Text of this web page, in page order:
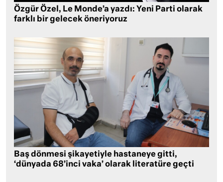
Özgür Özel, Le Monde’a yazdı: Yeni Parti olarak
farklı bir gelecek öneriyoruz
Baş dönmesi şikayetiyle hastaneye gitti,
‘dünyada 68’inci vaka’ olarak literatüre geçti